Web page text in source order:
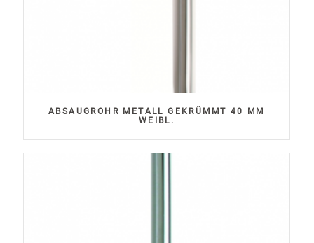
ABSAUGROHR METALL GEKRÜMMT 40 MM
WEIBL.